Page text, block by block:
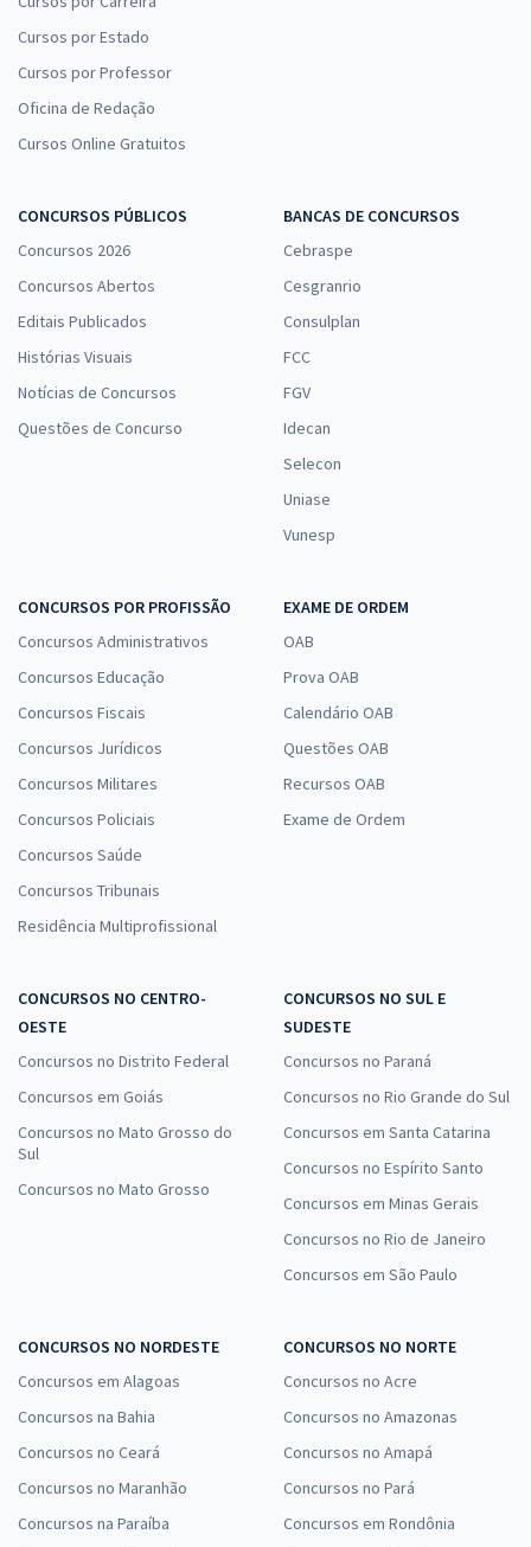
Cursos por Estado
Cursos por Professor
Oficina de Redação
Cursos Online Gratuitos
CONCURSOS PÚBLICOS
Concursos 2026
Concursos Abertos
Editais Publicados
Histórias Visuais
Notícias de Concursos
Questões de Concurso
BANCAS DE CONCURSOS
Cebraspe
Cesgranrio
Consulplan
FCC
FGV
Idecan
Selecon
Uniase
Vunesp
CONCURSOS POR PROFISSÃO
Concursos Administrativos
Concursos Educação
Concursos Fiscais
Concursos Jurídicos
Concursos Militares
Concursos Policiais
Concursos Saúde
Concursos Tribunais
Residência Multiprofissional
EXAME DE ORDEM
OAB
Prova OAB
Calendário OAB
Questões OAB
Recursos OAB
Exame de Ordem
CONCURSOS NO CENTRO-
OESTE
Concursos no Distrito Federal
Concursos em Goiás
Concursos no Mato Grosso do
Sul
Concursos no Mato Grosso
CONCURSOS NO SUL E
SUDESTE
Concursos no Paraná
Concursos no Rio Grande do Sul
Concursos em Santa Catarina
Concursos no Espírito Santo
Concursos em Minas Gerais
Concursos no Rio de Janeiro
Concursos em São Paulo
CONCURSOS NO NORDESTE
Concursos em Alagoas
Concursos na Bahia
Concursos no Ceará
Concursos no Maranhão
Concursos na Paraíba
CONCURSOS NO NORTE
Concursos no Acre
Concursos no Amazonas
Concursos no Amapá
Concursos no Pará
Concursos em Rondônia